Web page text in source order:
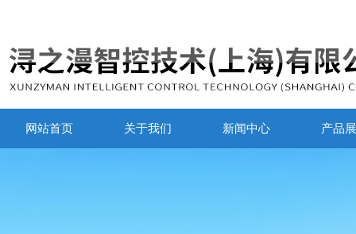
网站首页 关于我们 新闻中心 产品